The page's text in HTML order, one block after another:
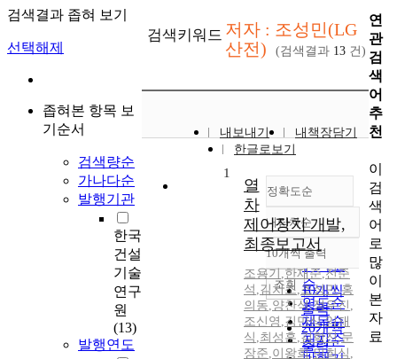
검색결과 좁혀 보기
선택해제
좁혀본 항목 보
기순서
검색량순
가나다순
발행기관
한국
건설
기술
연구
원
(13)
발행연도
검색키워드 저자 : 조성민(LG
산전)
(검색결과 13 건)
내보내기
내책장담기
한글로보기
정확도순
정확도
순
인기도
순
연도순
제목순
저자순
내림차순
내림차순
10개씩 출력
10개씩
출력
20개씩
출력
조회
1
열
차
제어장치 개발,
최종보고서
조용기,한재준,전준
석 ,김치조,조성민,홍
의동,양찬석,정우진 ,
조신영 ,김만식,임재
식 ,최성훈,김학진,문
장준,이왕희,민희식 ,
연
관
검
색
어
추
천
이
검
색
어
로
많
이
본
자
료